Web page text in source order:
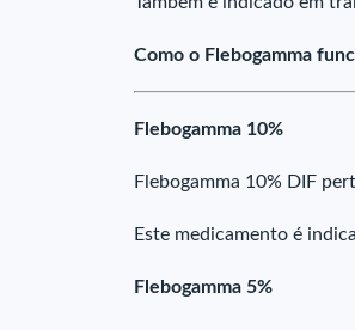
Como o Flebogamma
Flebogamma 10%
Flebogamma 10% DIF
Este medicamento é
Flebogamma 5%